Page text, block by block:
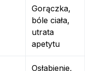
Gorączka,
bóle ciała,
utrata
apetytu
Osłabienie,